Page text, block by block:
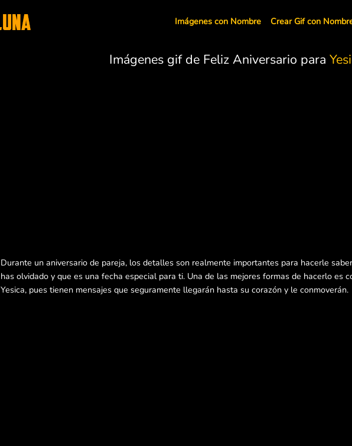
Imágenes con Nombre Crear Gif con
Imágenes gif de Feliz Aniversario para
Durante un aniversario de pareja, los detalles son realmente importantes para hacerle
has olvidado y que es una fecha especial para ti. Una de las mejores formas de hacerlo es
Yesica, pues tienen mensajes que seguramente llegarán hasta su corazón y le conmoverán.